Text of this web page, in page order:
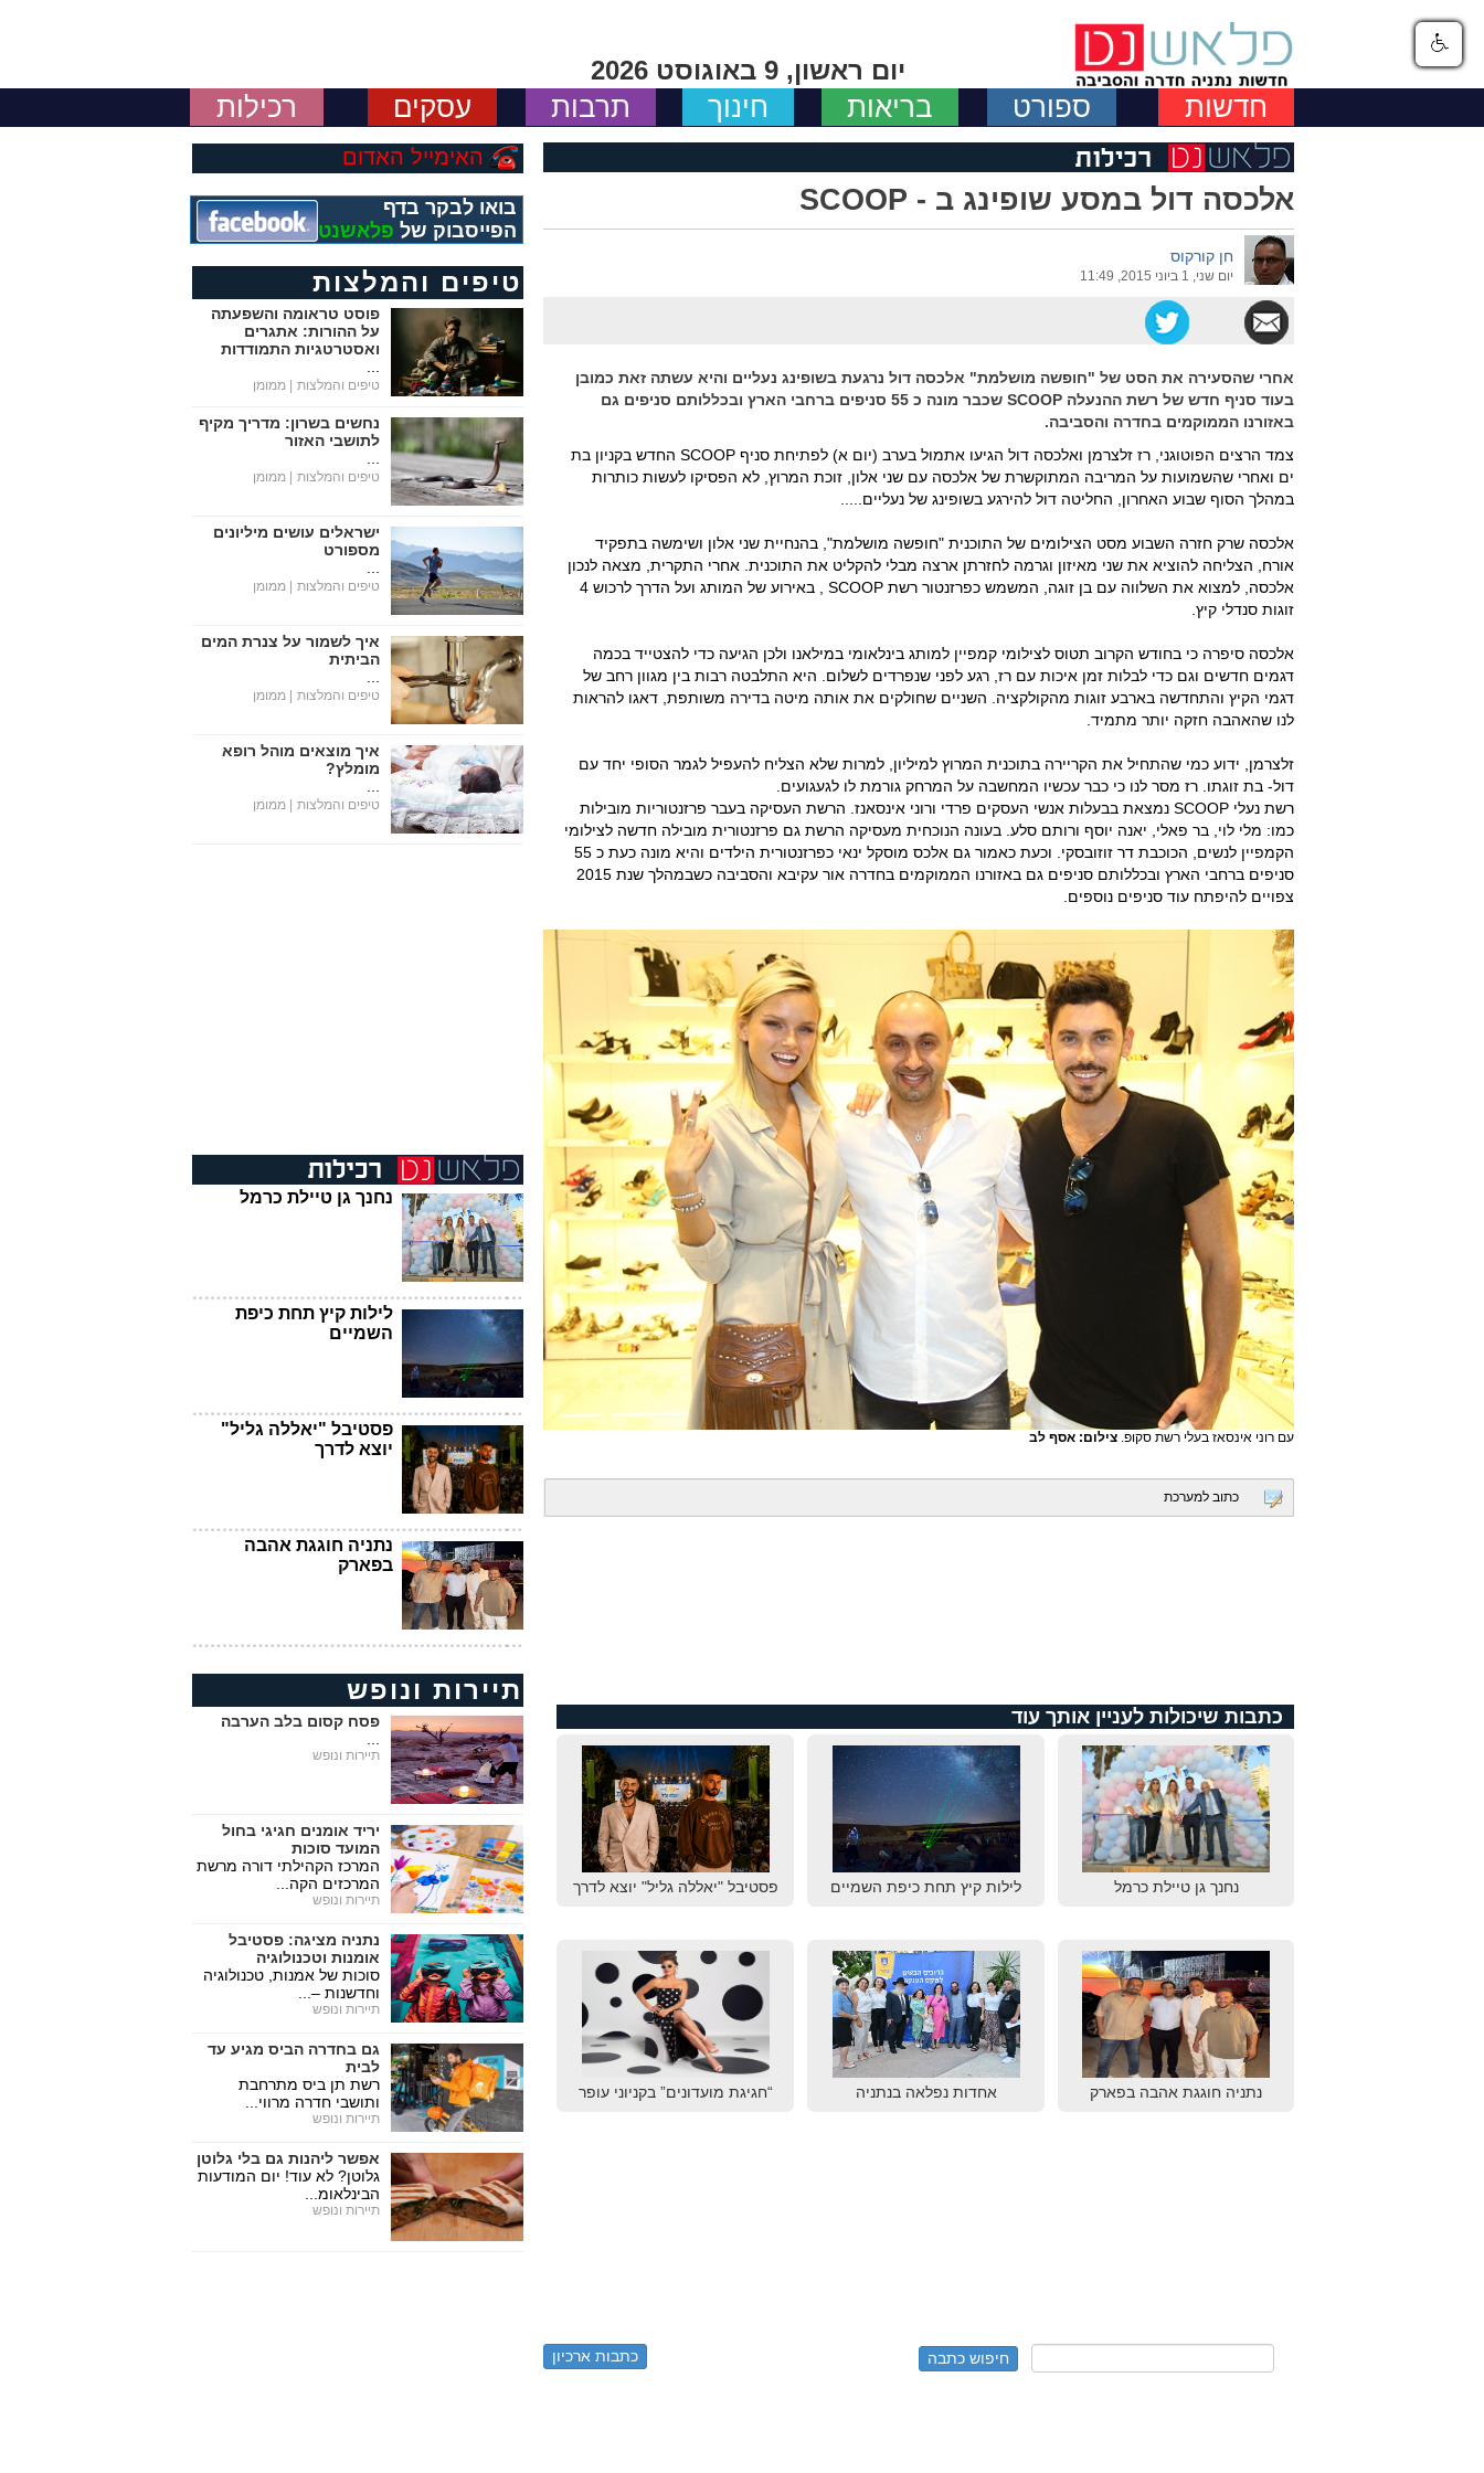
יום ראשון, 9 באוגוסט 2026
חדשות ספורט בריאות חינוך תרבות עסקים רכילות
אלכסה דול במסע שופינג ב - SCOOP
חן קורקוס
יום שני, 1 ביוני 2015, 11:49
אחרי שהסעירה את הסט של "חופשה מושלמת" אלכסה דול נרגעת בשופינג נעליים והיא עשתה זאת כמובן
בעוד סניף חדש של רשת ההנעלה SCOOP שכבר מונה כ 55 סניפים ברחבי הארץ ובכללותם סניפים גם
באזורנו הממוקמים בחדרה והסביבה.
צמד הרצים הפוטוגני, רז זלצרמן ואלכסה דול הגיעו אתמול בערב (יום א) לפתיחת סניף SCOOP החדש בקניון בת
ים ואחרי שהשמועות על המריבה המתוקשרת של אלכסה עם שני אלון, זוכת המרוץ, לא הפסיקו לעשות כותרות
במהלך הסוף שבוע האחרון, החליטה דול להירגע בשופינג של נעליים.....
אלכסה שרק חזרה השבוע מסט הצילומים של התוכנית "חופשה מושלמת", בהנחיית שני אלון ושימשה בתפקיד
אורח, הצליחה להוציא את שני מאיזון וגרמה לחזרתן ארצה מבלי להקליט את התוכנית. אחרי התקרית, מצאה לנכון
אלכסה, למצוא את השלווה עם בן זוגה, המשמש כפרזנטור רשת SCOOP , באירוע של המותג ועל הדרך לרכוש 4
זוגות סנדלי קיץ.
אלכסה סיפרה כי בחודש הקרוב תטוס לצילומי קמפיין למותג בינלאומי במילאנו ולכן הגיעה כדי להצטייד בכמה
דגמים חדשים וגם כדי לבלות זמן איכות עם רז, רגע לפני שנפרדים לשלום. היא התלבטה רבות בין מגוון רחב של
דגמי הקיץ והתחדשה בארבע זוגות מהקולקציה. השניים שחולקים את אותה מיטה בדירה משותפת, דאגו להראות
לנו שהאהבה חזקה יותר מתמיד.
זלצרמן, ידוע כמי שהתחיל את הקריירה בתוכנית המרוץ למיליון, למרות שלא הצליח להעפיל לגמר הסופי יחד עם
דול- בת זוגתו. רז מסר לנו כי כבר עכשיו המחשבה על המרחק גורמת לו לגעגועים.
רשת נעלי SCOOP נמצאת בבעלות אנשי העסקים פרדי ורוני אינסאנז. הרשת העסיקה בעבר פרזנטוריות מובילות
כמו: מלי לוי, בר פאלי, יאנה יוסף ורותם סלע. בעונה הנוכחית מעסיקה הרשת גם פרזנטורית מובילה חדשה לצילומי
הקמפיין לנשים, הכוכבת דר זוזובסקי. וכעת כאמור גם אלכס מוסקל ינאי כפרזנטורית הילדים והיא מונה כעת כ 55
סניפים ברחבי הארץ ובכללותם סניפים גם באזורנו הממוקמים בחדרה אור עקיבא והסביבה כשבמהלך שנת 2015
צפויים להיפתח עוד סניפים נוספים.
עם רוני אינסאז בעלי רשת סקופ. צילום: אסף לב
כתוב למערכת
כתבות שיכולות לעניין אותך עוד
נחנך גן טיילת כרמל לילות קיץ תחת כיפת השמיים פסטיבל "יאללה גליל" יוצא לדרך
נתניה חוגגת אהבה בפארק אחדות נפלאה בנתניה “חגיגת מועדונים” בקניוני עופר
כתבות ארכיון
האימייל האדום
בואו לבקר בדף
הפייסבוק של פלאשנט
טיפים והמלצות
פוסט טראומה והשפעתה
על ההורות: אתגרים
ואסטרטגיות התמודדות
טיפים והמלצות | ממומן
נחשים בשרון: מדריך מקיף
לתושבי האזור
טיפים והמלצות | ממומן
ישראלים עושים מיליונים
מספורט
טיפים והמלצות | ממומן
איך לשמור על צנרת המים
הביתית
טיפים והמלצות | ממומן
איך מוצאים מוהל רופא
מומלץ?
טיפים והמלצות | ממומן
נחנך גן טיילת כרמל
לילות קיץ תחת כיפת
השמיים
פסטיבל "יאללה גליל"
יוצא לדרך
נתניה חוגגת אהבה
בפארק
תיירות ונופש
פסח קסום בלב הערבה
תיירות ונופש
יריד אומנים חגיגי בחול
המועד סוכות
המרכז הקהילתי דורה מרשת
המרכזים הקה...
תיירות ונופש
נתניה מציגה: פסטיבל
אומנות וטכנולוגיה
סוכות של אמנות, טכנולוגיה
וחדשנות –...
תיירות ונופש
גם בחדרה הביס מגיע עד
לבית
רשת תן ביס מתרחבת
ותושבי חדרה מרווי...
תיירות ונופש
אפשר ליהנות גם בלי גלוטן
גלוטן? לא עוד! יום המודעות
הבינלאומ...
תיירות ונופש